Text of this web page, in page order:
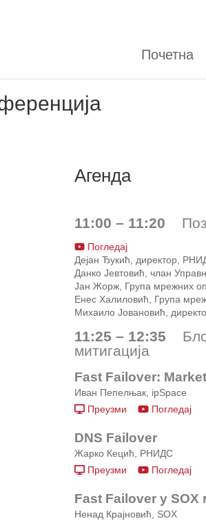
Почетна
Агенда
11:00 – 11:20
Погледај
Дејан Ђукић, директор,
Данко Јевтовић, члан
Јан Жорж, Група мрежних
Енес Халиловић, Група
Михаило Јовановић,
11:25 – 12:35
митигација
Fast Failover:
Иван Пепелњак, ipSpace
Преузми
Погледај
DNS Failover
Жарко Кецић, РНИДС
Преузми
Погледај
Fast Failover у SOX
Ненад Крајновић, SOX